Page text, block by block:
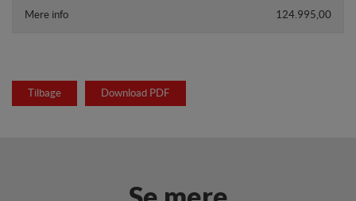
124.995,00
Mere info
Tilbage Download PDF